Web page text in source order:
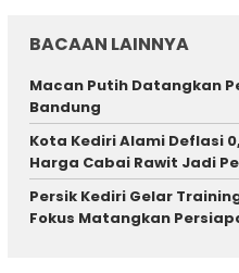
BACAAN LAINNYA
Macan Putih Datangkan
Bandung
Kota Kediri Alami Deflasi
Harga Cabai Rawit Jadi
Persik Kediri Gelar
Fokus Matangkan